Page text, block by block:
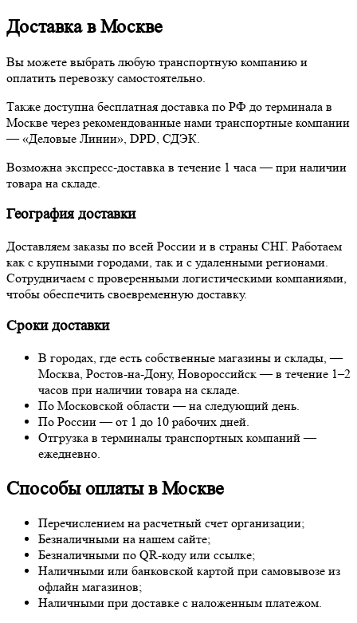
Доставка в Москве
Вы можете выбрать любую транспортную компанию и
оплатить перевозку самостоятельно.
Также доступна бесплатная доставка по РФ до терминала в
Москве через рекомендованные нами транспортные компании
— «Деловые Линии», DPD, СДЭК.
Возможна экспресс-доставка в течение 1 часа — при наличии
товара на складе.
География доставки
Доставляем заказы по всей России и в страны СНГ. Работаем
как с крупными городами, так и с удаленными регионами.
Сотрудничаем с проверенными логистическими компаниями,
чтобы обеспечить своевременную доставку.
Сроки доставки
В городах, где есть собственные магазины и склады, —
Москва, Ростов-на-Дону, Новороссийск — в течение 1–2
часов при наличии товара на складе.
По Московской области — на следующий день.
По России — от 1 до 10 рабочих дней.
Отгрузка в терминалы транспортных компаний —
ежедневно.
Способы оплаты в Москве
Перечислением на расчетный счет организации;
Безналичными на нашем сайте;
Безналичными по QR-коду или ссылке;
Наличными или банковской картой при самовывозе из
офлайн магазинов;
Наличными при доставке с наложенным платежом.